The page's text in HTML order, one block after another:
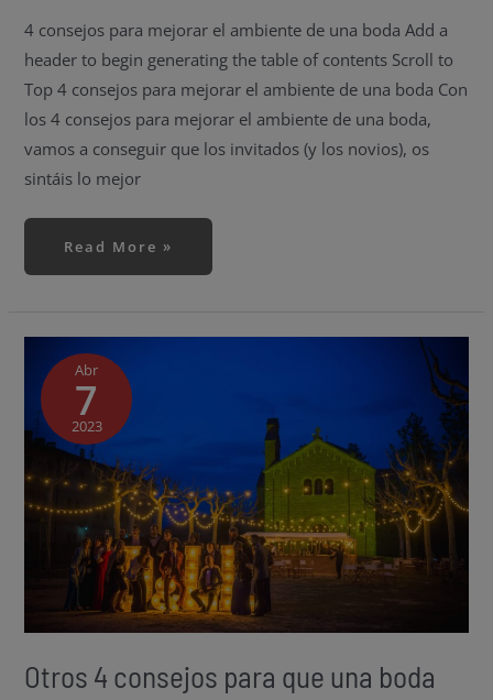
4 consejos para mejorar el ambiente de una boda Add a
header to begin generating the table of contents Scroll to
Top 4 consejos para mejorar el ambiente de una boda Con
los 4 consejos para mejorar el ambiente de una boda,
vamos a conseguir que los invitados (y los novios), os
sintáis lo mejor
Read More »
Abr
7
2023
Otros 4 consejos para que una boda
Otros
4
consejos
para
que
una
boda
sea
un
éxito